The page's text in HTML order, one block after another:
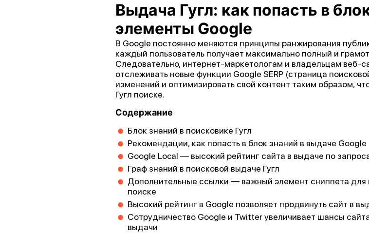
Выдача Гугл: как попасть в
элементы Google
В Google постоянно меняются принципы ранжирования
каждый пользователь получает максимально полный и
Следовательно, интернет-маркетологам и владельцам веб-
отслеживать новые функции Google SERP (страница
изменений и оптимизировать свой контент таким образом,
Гугл поиске.
Содержание
Блок знаний в поисковике Гугл
Рекомендации, как попасть в блок знаний в выдаче Google
Google Local — высокий рейтинг сайта в выдаче по
Граф знаний в поисковой выдаче Гугл
Дополнительные ссылки — важный элемент сниппета для
поиске
Высокий рейтинг в Google позволяет продвинуть сайт в
Сотрудничество Google и Twitter увеличивает шансы
выдачи